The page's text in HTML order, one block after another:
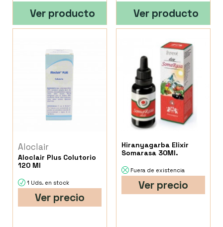
Ver producto Ver producto
Aloclair
Aloclair Plus Colutorio
120 Ml
1 Uds. en stock
Ver precio
Hiranyagarba Elixir
Somarasa 30Ml.
Fuera de existencia
Ver precio